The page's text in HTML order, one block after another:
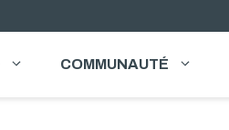
COMMUNAUTÉ